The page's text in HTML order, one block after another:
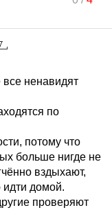
ненавидят
по
потому что
больше нигде не
вздыхают,
идти домой.
проверяют